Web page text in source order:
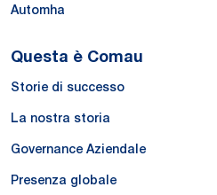
Automha
Questa è Comau
Storie di successo
La nostra storia
Governance Aziendale
Presenza globale